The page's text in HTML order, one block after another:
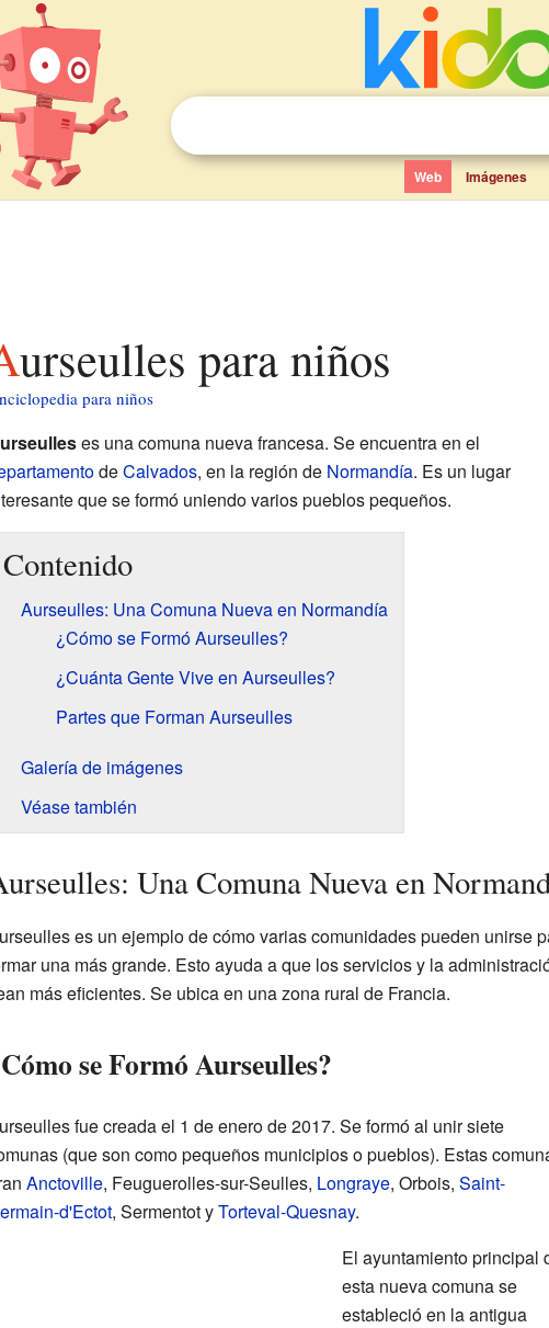
Web Imágenes
Aurseulles para niños
para niños
es una comuna nueva francesa. Se encuentra en el
deCalvados, en la región de Normandía. Es un lugar
que se formó uniendo varios pueblos pequeños.
Contenido
Aurseulles: Una Comuna Nueva en Normandía
¿Cómo se Formó Aurseulles?
¿Cuánta Gente Vive en Aurseulles?
Partes que Forman Aurseulles
Galería de imágenes
Véase también
Una Comuna Nueva en
es un ejemplo de cómo varias comunidades pueden unirse
una más grande. Esto ayuda a que los servicios y la
más eficientes. Se ubica en una zona rural de Francia.
se Formó Aurseulles?
fue creada el 1 de enero de 2017. Se formó al unir siete
(que son como pequeños municipios o pueblos). Estas
Anctoville, Feuguerolles-sur-Seulles, Longraye, Orbois, Saint-
d'Ectot, Sermentot yTorteval-Quesnay.
El ayuntamiento principal
esta nueva comuna se
estableció en la antigua